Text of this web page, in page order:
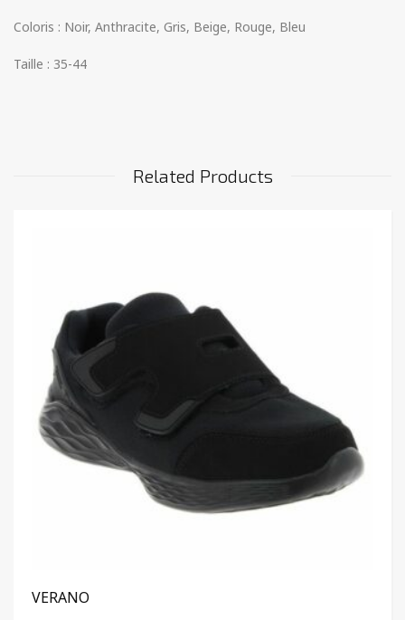
Coloris : Noir, Anthracite, Gris, Beige, Rouge, Bleu
Taille : 35-44
Related Products
VERANO